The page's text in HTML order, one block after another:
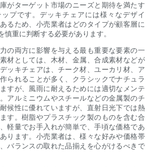
がターゲット市場のニーズと期待を満たす
プです。デッキチェアには様々なデザイ
るため、小売業者はどのタイプが顧客層に
慎重に判断する必要があります。
の両方に影響を与える最も重要な要素の一
材としては、木材、金属、合成素材などが
ッキチェアは、チーク材、ユーカリ材、ア
られることが多く、クラシックでナチュラ
すが、風雨に耐えるためには適切なメンテ
アルミニウムやスチールなどの金属製のチ
候性に優れていますが、直射日光下では熱
す。樹脂やプラスチック製のものを含む合
軽量でお手入れが簡単で、手頃な価格であ
ります。小売業者は、様々な好みや価格帯
バランスの取れた品揃えを心がけるべきで